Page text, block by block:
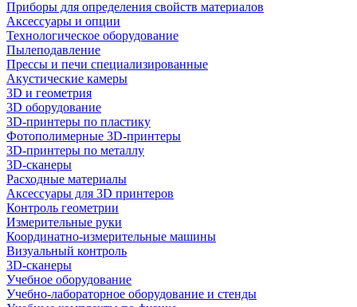
Приборы для определения свойств материалов
Аксессуары и опции
Технологическое оборудование
Пылеподавление
Прессы и печи специализированные
Акустические камеры
3D и геометрия
3D оборудование
3D-принтеры по пластику
Фотополимерные 3D-принтеры
3D-принтеры по металлу
3D-сканеры
Расходные материалы
Аксессуары для 3D принтеров
Контроль геометрии
Измерительные руки
Координатно-измерительные машины
Визуальный контроль
3D-сканеры
Учебное оборудование
Учебно-лабораторное оборудование и стенды